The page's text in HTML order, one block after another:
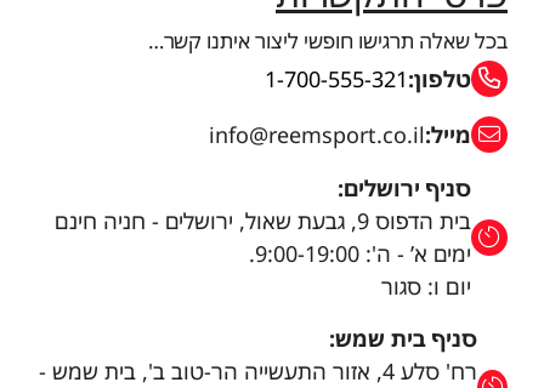
בכל שאלה תרגישו חופשי ליצור איתנו קשר…
טלפון:1-700-555-321
מייל:info@reemsport.co.il
סניף ירושלים:
בית הדפוס 9, גבעת שאול, ירושלים - חניה חינם
ימים א’ - ה': 9:00-19:00.
יום ו: סגור
סניף בית שמש:
רח' סלע 4, אזור התעשייה הר-טוב ב', בית שמש -